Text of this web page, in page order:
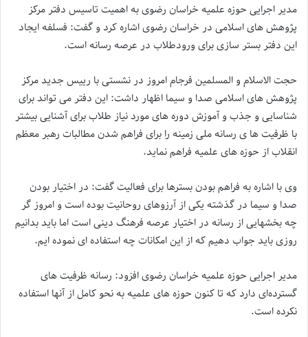
مدیر اجرایی حوزه علمیه خراسان رضوی به اهمیت تاسیس دفتر مرکز
پژوهش های اسلامی در خراسان رضوی اشاره کرد و گفت: فسلفه ایجاد
این دفتر بستر سازی برای ورودطلاب در عرصه رسانه است.
حجت الاسلام و المسلمین فرجام امروز در نشستی با رییس جدید مرکز
پژوهش های اسلامی صدا و سیما اظهار داشت: این دفتر می تواند برای
شناسایی و جذب و آموزش دوره های مورد نیاز طلاب برای آشنایی بیشتر
با ظرفیت ها ی رسانه ملی زمینه را برای فراهم شدن مطالبات رهبر معظم
انقلاب از حوزه های علمیه فراهم نماید.
وی با اشاره به فراهم بودن بسترها برای فعالیت گفت: در اختیار بودن
صدا و سیما در گذشته یکی از آرزوهای روحانیت بوده است و امروز گر
چه بخشهایی از رسانه در اختیار عرصه فرهنگ دینی است اما باید بدانیم
روزی باید جواب دهیم که از این امکانات چه استفاده ای نموده ایم.
مدیر اجرایی حوزه علمیه خراسان رضوی افزود: رسانه ظرفیت های
گسترده‌ای دارد که تا کنون حوزه های علمیه به نحو کامل از آنها استفاده
نکرده است.